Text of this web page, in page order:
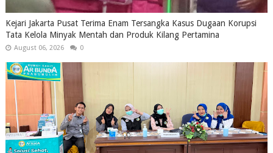
Kejari Jakarta Pusat Terima Enam Tersangka Kasus Dugaan Korupsi
Tata Kelola Minyak Mentah dan Produk Kilang Pertamina
August 06, 2026 0